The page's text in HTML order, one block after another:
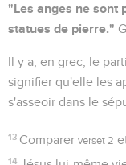
"Les anges ne sont
statues de pierre."
Il y a, en grec, le
signifier qu'elle les
s'asseoir dans le
13 Comparerverset 2
14